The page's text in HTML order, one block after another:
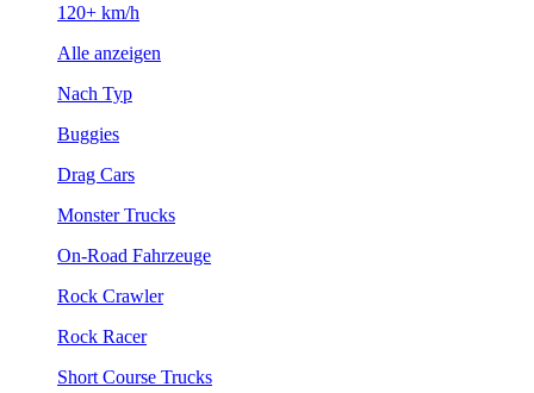
120+ km/h
Alle anzeigen
Nach Typ
Buggies
Drag Cars
Monster Trucks
On-Road Fahrzeuge
Rock Crawler
Rock Racer
Short Course Trucks